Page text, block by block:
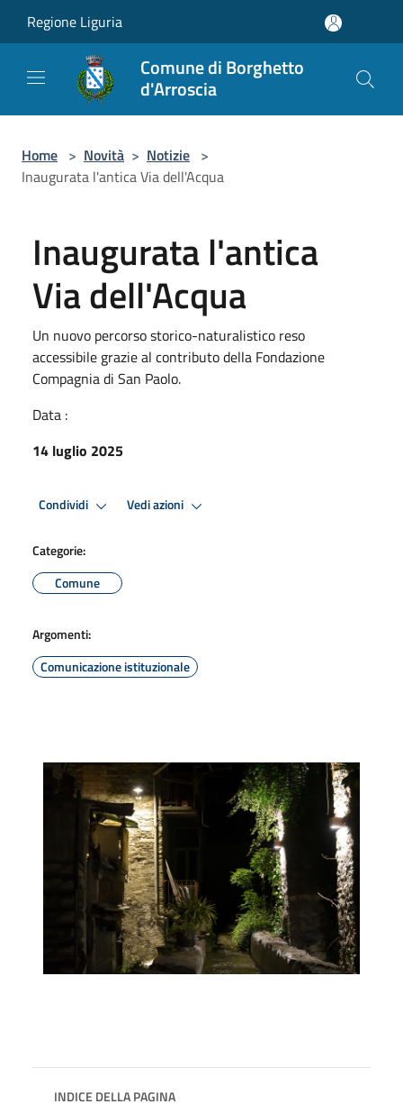
Regione Liguria
Comune di Borghetto
d'Arroscia
Home > Novità > Notizie >
Inaugurata l'antica Via dell'Acqua
Inaugurata l'antica
Via dell'Acqua
Un nuovo percorso storico-naturalistico reso
accessibile grazie al contributo della Fondazione
Compagnia di San Paolo.
Data :
14 luglio 2025
Condividi Vedi azioni
Categorie:
Comune
Argomenti:
Comunicazione istituzionale
INDICE DELLA PAGINA